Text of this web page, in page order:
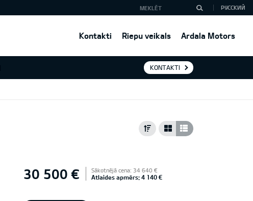
Kontakti Riepu veikals Ardala Motors
РУССКИЙ
KONTAKTI
30 500 € Sākotnējā cena: 34 640 €
Atlaides apmērs: 4 140 €